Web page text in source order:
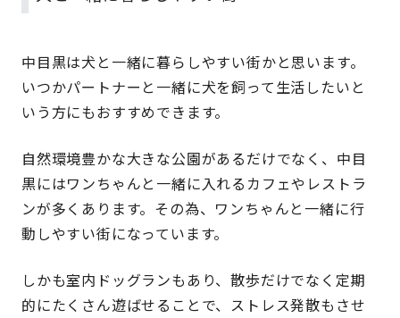
中目黒は犬と一緒に暮らしやすい街かと思います。
いつかパートナーと一緒に犬を飼って生活したいと
いう方にもおすすめできます。
自然環境豊かな大きな公園があるだけでなく、中目
黒にはワンちゃんと一緒に入れるカフェやレストラ
ンが多くあります。その為、ワンちゃんと一緒に行
動しやすい街になっています。
しかも室内ドッグランもあり、散歩だけでなく定期
的にたくさん遊ばせることで、ストレス発散もさせ